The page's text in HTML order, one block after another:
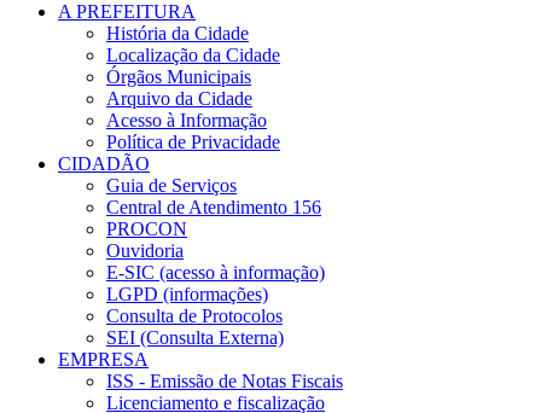
A PREFEITURA
História da Cidade
Localização da Cidade
Órgãos Municipais
Arquivo da Cidade
Acesso à Informação
Política de Privacidade
CIDADÃO
Guia de Serviços
Central de Atendimento 156
PROCON
Ouvidoria
E-SIC (acesso à informação)
LGPD (informações)
Consulta de Protocolos
SEI (Consulta Externa)
EMPRESA
ISS - Emissão de Notas Fiscais
Licenciamento e fiscalização